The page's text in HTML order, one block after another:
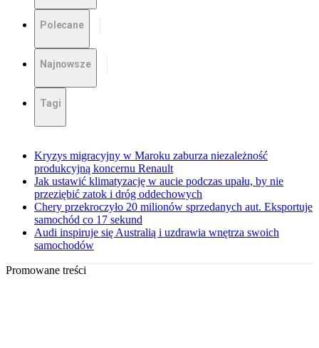
Polecane
Najnowsze
Tagi
Kryzys migracyjny w Maroku zaburza niezależność
produkcyjną koncernu Renault
Jak ustawić klimatyzację w aucie podczas upału, by nie
przeziębić zatok i dróg oddechowych
Chery przekroczyło 20 milionów sprzedanych aut. Eksportuje
samochód co 17 sekund
Audi inspiruje się Australią i uzdrawia wnętrza swoich
samochodów
Promowane treści